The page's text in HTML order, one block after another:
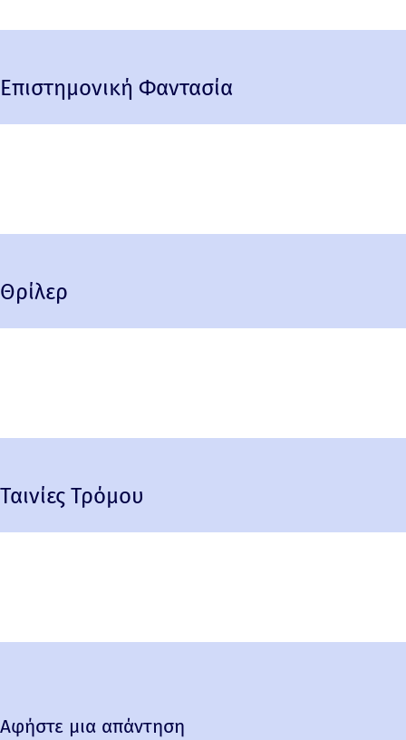
Επιστημονική Φαντασία
Θρίλερ
Ταινίες Τρόμου
Αφήστε μια απάντηση